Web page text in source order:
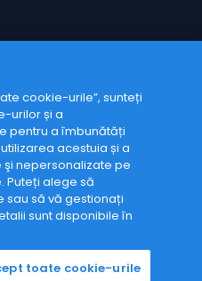
de
cookie-urile”, sunteți
urilor și a
pentru a îmbunătăți
acestuia și a
nepersonalizate pe
Puteți alege să
să vă gestionați
sunt disponibile în
toate cookie-urile